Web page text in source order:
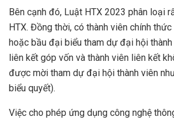
Bên cạnh đó, Luật HTX 2023 phân loại
HTX. Đồng thời, có thành viên chính
hoặc bầu đại biểu tham dự đại hội thành
liên kết góp vốn và thành viên liên kết
được mời tham dự đại hội thành viên
biểu quyết).
Việc cho phép ứng dụng công nghệ